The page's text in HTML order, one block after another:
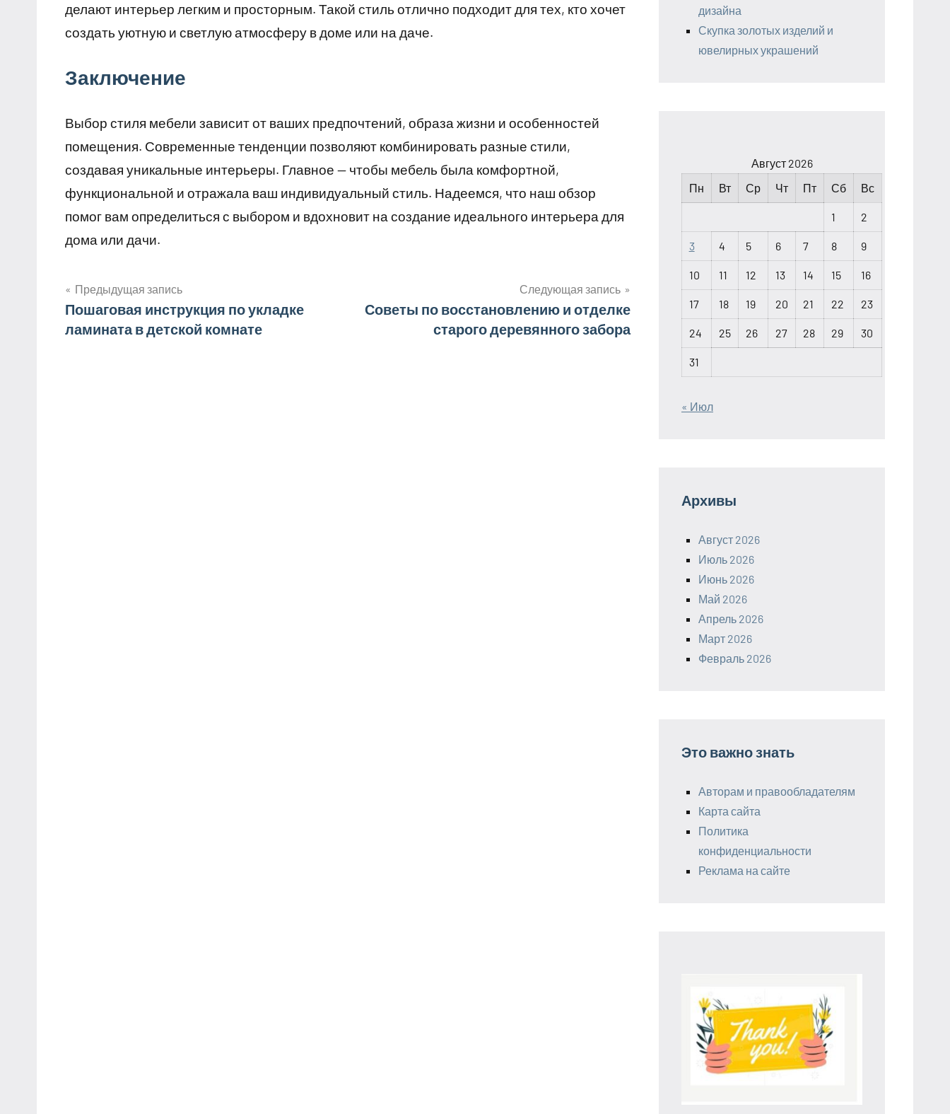
делают интерьер легким и просторным. Такой стиль отлично подходит для тех, кто хочет
создать уютную и светлую атмосферу в доме или на даче.
Заключение
Выбор стиля мебели зависит от ваших предпочтений, образа жизни и особенностей
помещения. Современные тенденции позволяют комбинировать разные стили,
создавая уникальные интерьеры. Главное — чтобы мебель была комфортной,
функциональной и отражала ваш индивидуальный стиль. Надеемся, что наш обзор
помог вам определиться с выбором и вдохновит на создание идеального интерьера для
дома или дачи.
Навигация
по
Предыдущая запись
Пошаговая инструкция по укладке
ламината в детской комнате
Следующая запись
Советы по восстановлению и отделке
старого деревянного забора
дизайна
Скупка золотых изделий и
ювелирных украшений
Август 2026
Пн
Вт Ср Чт Пт Сб Вс
1 2
3 4 5 6 7 8 9
10 11 12 13 14 15 16
17 18 19 20 21 22 23
24 25 26 27 28 29 30
31
« Июл
Архивы
Август 2026
Июль 2026
Июнь 2026
Май 2026
Апрель 2026
Март 2026
Февраль 2026
Это важно знать
Авторам и правообладателям
Карта сайта
Политика
конфиденциальности
Реклама на сайте